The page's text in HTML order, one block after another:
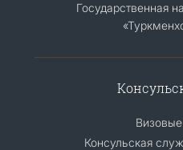
Государственная
Консульская